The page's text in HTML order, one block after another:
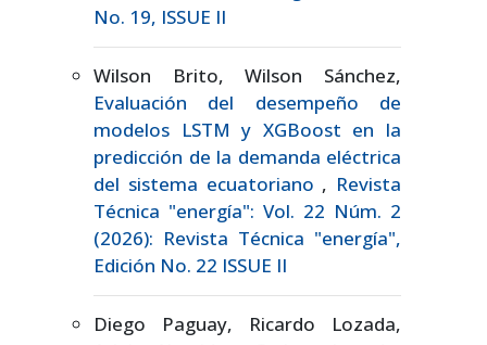
No. 19, ISSUE II
Wilson Brito, Wilson Sánchez,
Evaluación del desempeño de
modelos LSTM y XGBoost en la
predicción de la demanda eléctrica
del sistema ecuatoriano , Revista
Técnica "energía": Vol. 22 Núm. 2
(2026): Revista Técnica "energía",
Edición No. 22 ISSUE II
Diego Paguay, Ricardo Lozada,